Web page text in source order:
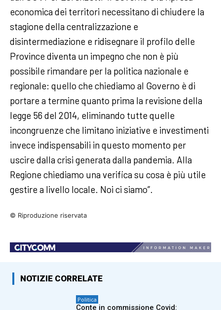
economica dei territori necessitano di chiudere la
stagione della centralizzazione e
disintermediazione e ridisegnare il profilo delle
Province diventa un impegno che non è più
possibile rimandare per la politica nazionale e
regionale: quello che chiediamo al Governo è di
portare a termine quanto prima la revisione della
legge 56 del 2014, eliminando tutte quelle
incongruenze che limitano iniziative e investimenti
invece indispensabili in questo momento per
uscire dalla crisi generata dalla pandemia. Alla
Regione chiediamo una verifica su cosa è più utile
gestire a livello locale. Noi ci siamo”.
© Riproduzione riservata
NOTIZIE CORRELATE
Politica
Conte in commissione Covid: